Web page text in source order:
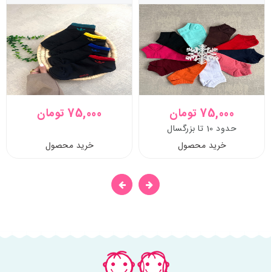
75,000 تومان
حدود 10 تا بزرگسال
خرید محصول
75,000 تومان
خرید محصول